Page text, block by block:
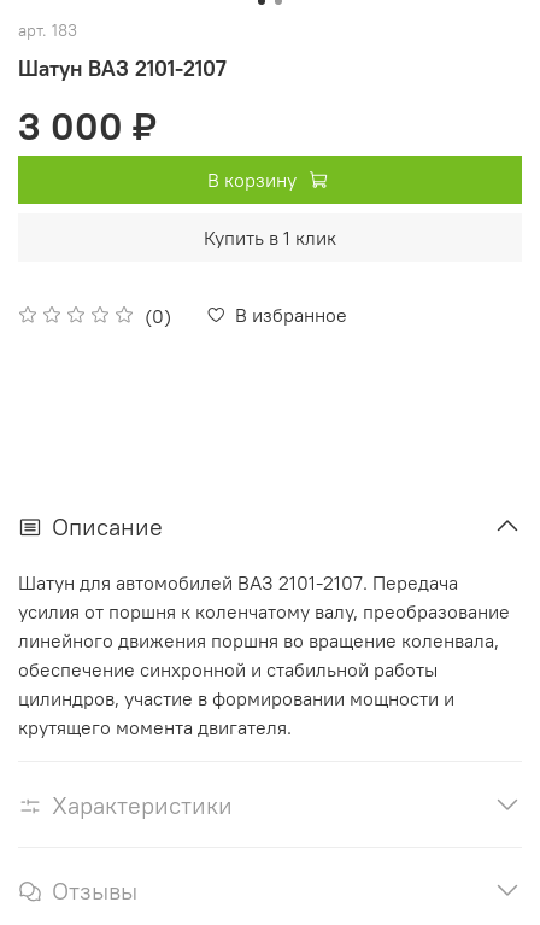
арт. 183
Шатун ВАЗ 2101-2107
(0) В избранное
3 000 ₽
В корзину
Купить в 1 клик
Описание
Шатун для автомобилей ВАЗ 2101-2107. Передача
усилия от поршня к коленчатому валу, преобразование
линейного движения поршня во вращение коленвала,
обеспечение синхронной и стабильной работы
цилиндров, участие в формировании мощности и
крутящего момента двигателя.
Характеристики
Отзывы